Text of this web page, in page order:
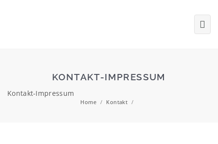
KONTAKT-IMPRESSUM
Kontakt-Impressum
Home / Kontakt /